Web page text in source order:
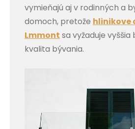
vymieňajú aj v rodinných a
domoch, pretože hlinikove
Lmmont sa vyžaduje
kvalita bývania.